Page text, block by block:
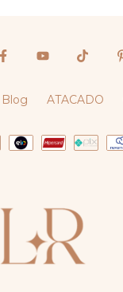
Blog ATACADO